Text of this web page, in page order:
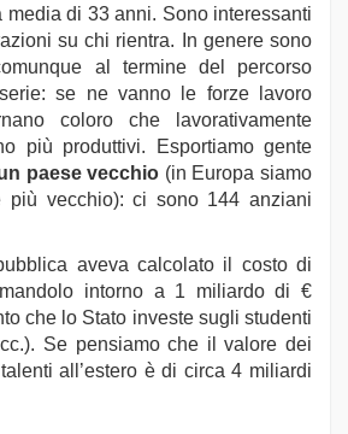
media di 33 anni. Sono interessanti
su chi rientra. In genere sono
al termine del percorso
se ne vanno le forze lavoro
coloro che lavorativamente
più produttivi. Esportiamo gente
paese vecchio (in Europa siamo
più vecchio): ci sono 144 anziani
aveva calcolato il costo di
intorno a 1 miliardo di €
che lo Stato investe sugli studenti
Se pensiamo che il valore dei
all’estero è di circa 4 miliardi